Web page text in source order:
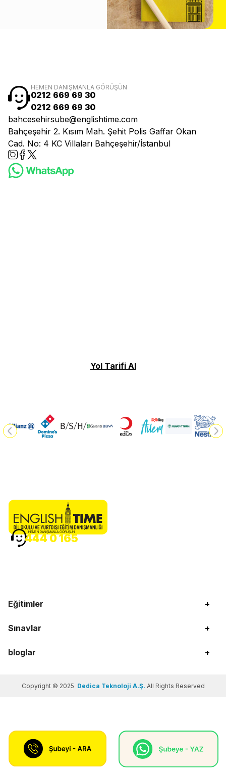
HEMEN DANIŞMANLA GÖRÜŞÜN
0212 669 69 30
0212 669 69 30
bahcesehirsube@englishtime.com
Bahçeşehir 2. Kısım Mah. Şehit Polis Gaffar Okan
Cad. No: 4 KC Villaları Bahçeşehir/İstanbul
Yol Tarifi Al
Eğitimler +
Sınavlar +
bloglar +
HEMEN DANIŞMANLA GÖRÜŞÜN
444 0 165
Copyright © 2025 Dedica Teknoloji A.Ş. All Rights Reserved